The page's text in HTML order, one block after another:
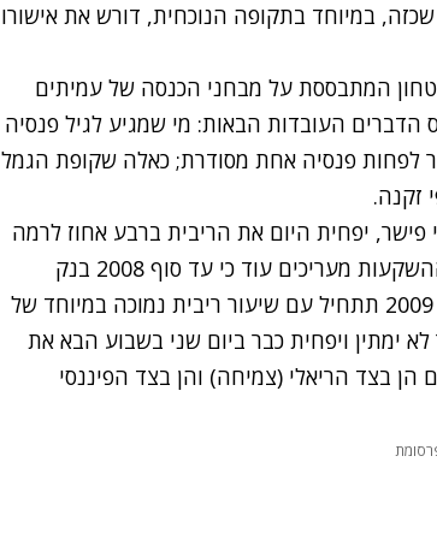
במיוחד בתקופה הנוכחית, דורש את אישורו
המתבססת על מבחני הכנסה של עמיתים
העובדות הבאות: מי שמגיע לגיל פנסיה
לפחות פנסיה אחת מסודרת; כאלה שקופת הגמל
זקנה.
פישר, יפחית היום את הריבית ברבע אחוז לרמה
של 2.75%, שפל היסטורי חסר תקדים. בבתי ההשקעות מעריכים עוד כי עד סוף 2008 בנק
ישראל יפחית עוד חצי אחוז בריבית, כך ששנת 2009 תתחיל עם שיעור ריבית נמוכה במיוחד של
לא ימתין ויפחית כבר ביום שני בשבוע הבא את
הן בצד הריאלי (צמיחה) והן בצד הפיננסי